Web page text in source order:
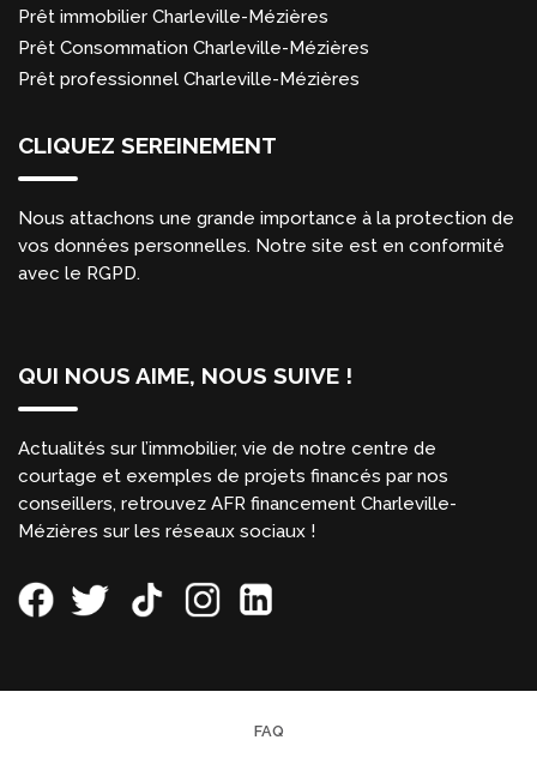
Prêt immobilier Charleville-Mézières
Prêt Consommation Charleville-Mézières
Prêt professionnel Charleville-Mézières
CLIQUEZ SEREINEMENT
Nous attachons une grande importance à la protection de
vos données personnelles. Notre site est en conformité
avec le RGPD.
QUI NOUS AIME, NOUS SUIVE !
Actualités sur l’immobilier, vie de notre centre de
courtage et exemples de projets financés par nos
conseillers, retrouvez AFR financement Charleville-
Mézières sur les réseaux sociaux !
FAQ